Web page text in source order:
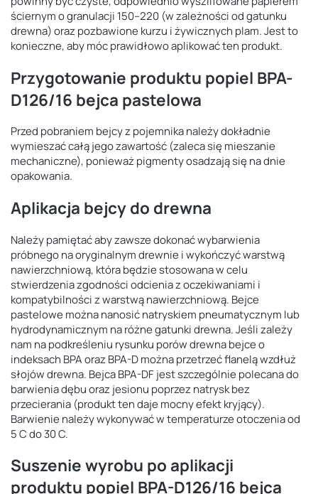
ściernym o granulacji 150–220 (w zależności od gatunku
drewna) oraz pozbawione kurzu i żywicznych plam. Jest to
konieczne, aby móc prawidłowo aplikować ten produkt.
Przygotowanie produktu popiel BPA-
D126/16 bejca pastelowa
Przed pobraniem bejcy z pojemnika należy dokładnie
wymieszać całą jego zawartość (zaleca się mieszanie
mechaniczne), ponieważ pigmenty osadzają się na dnie
opakowania.
Aplikacja bejcy do drewna
Należy pamiętać aby zawsze dokonać wybarwienia
próbnego na oryginalnym drewnie i wykończyć warstwą
nawierzchniową, która będzie stosowana w celu
stwierdzenia zgodności odcienia z oczekiwaniami i
kompatybilności z warstwą nawierzchniową. Bejce
pastelowe można nanosić natryskiem pneumatycznym lub
hydrodynamicznym na różne gatunki drewna. Jeśli zależy
nam na podkreśleniu rysunku porów drewna bejce o
indeksach BPA oraz BPA-D można przetrzeć flanelą wzdłuż
słojów drewna. Bejca BPA-DF jest szczególnie polecana do
barwienia dębu oraz jesionu poprzez natrysk bez
przecierania (produkt ten daje mocny efekt kryjący).
Barwienie należy wykonywać w temperaturze otoczenia od
5 C do 30 C.
Suszenie wyrobu po aplikacji
produktu popiel BPA-D126/16 bejca